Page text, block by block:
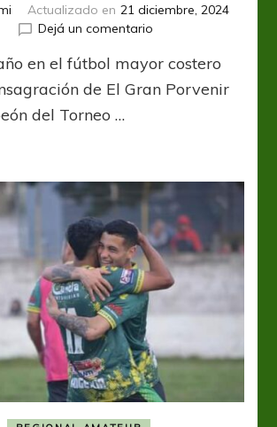
Actualizado en 21 diciembre, 2024
Dejá un comentarioen
Gran
Porvenir
títulos
en el fútbol mayor costero
de El Gran Porvenir
del Torneo …